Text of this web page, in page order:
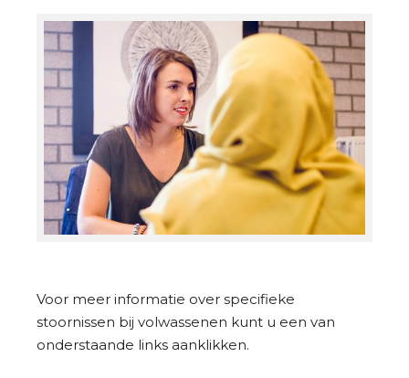
Voor meer informatie over specifieke
stoornissen bij volwassenen kunt u een van
onderstaande links aanklikken.